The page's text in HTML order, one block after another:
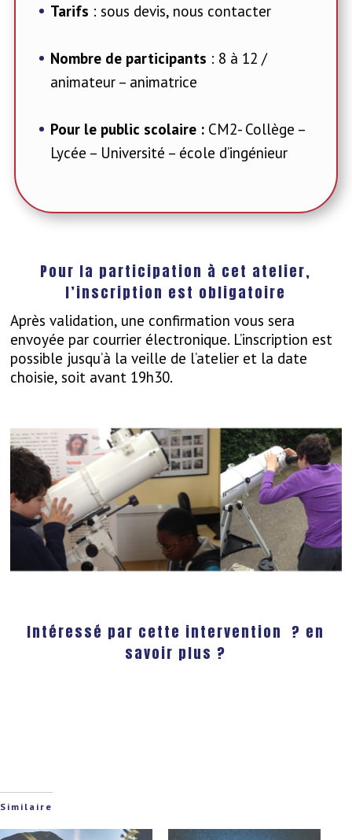
Tarifs : sous devis, nous contacter
Nombre de participants : 8 à 12 /
animateur – animatrice
Pour le public scolaire :CM2- Collège –
Lycée – Université – école d’ingénieur
Pour la participation à cet atelier,
l’inscription est obligatoire
Après validation, une confirmation vous sera
envoyée par courrier électronique. L’inscription est
possible jusqu’à la veille de l’atelier et la date
choisie, soit avant 19h30.
Intéressé par cette intervention ? en
savoir plus ?
Similaire